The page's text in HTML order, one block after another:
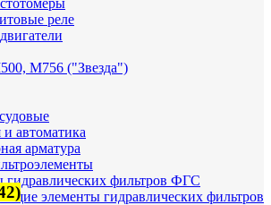
реле
М756 ("Звезда")
автоматика
арматура
гидравлических фильтров ФГС
элементы гидравлических фильтров